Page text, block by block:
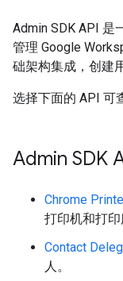
Admin SDK API 是
管理 Google
础架构集成，创建
选择下面的 API 可
Admin SDK
Chrome
打印机和打印
Contact
人。